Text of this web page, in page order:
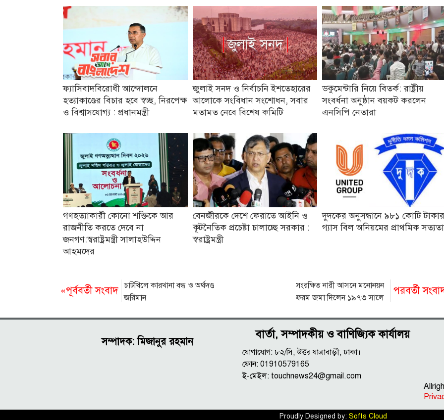
ফ্যাসিবাদবিরোধী আন্দোলনে
হত্যাকাণ্ডের বিচার হবে স্বচ্ছ, নিরপেক্ষ
ও বিশ্বাসযোগ্য : প্রধানমন্ত্রী
জুলাই সনদ ও নির্বাচনি ইশতেহারের
আলোকে সংবিধান সংশোধন, সবার
মতামত নেবে বিশেষ কমিটি
ডকুমেন্টারি নিয়ে বিতর্ক: রাষ্ট্রীয়
সংবর্ধনা অনুষ্ঠান বয়কট করলেন
এনসিপি নেতারা
গণহত্যাকারী কোনো শক্তিকে আর
রাজনীতি করতে দেবে না
জনগণ:স্বরাষ্ট্রমন্ত্রী সালাহউদ্দিন
আহমদের
বেনজীরকে দেশে ফেরাতে আইনি ও
কূটনৈতিক প্রচেষ্টা চালাচ্ছে সরকার :
স্বরাষ্ট্রমন্ত্রী
দুদকের অনুসন্ধানে ৯৮১ কোটি টাকার
গ্যাস বিল অনিয়মের প্রাথমিক সত্যতা
«পূর্ববর্তী সংবাদ চাটখিলে কারখানা বন্ধ ও অর্থদণ্ড
জরিমান
পরবর্তী
সংরক্ষিত নারী আসনে মনোনয়ন
ফরম জমা দিলেন ১৯৭৩ সালে
জোবায়দা হক
সম্পাদক: মিজানুর রহমান
বার্তা, সম্পাদকীয় ও বাণিজ্যিক কার্যালয়
যোগাযোগ: ৮২/সি, উত্তর যাত্রাবাড়ী, ঢাকা।
ফোন: 01910579165
ই-মেইল: touchnews24@gmail.com
Proudly Designed by: Softs Cloud